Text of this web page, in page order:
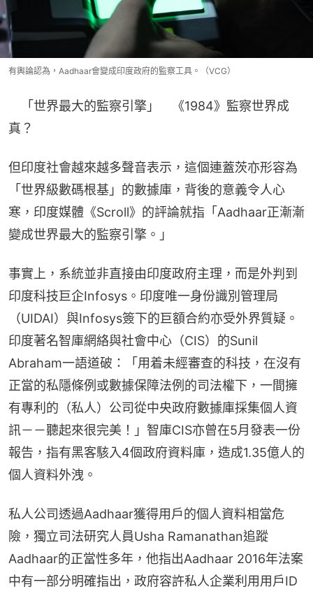
有輿論認為，Aadhaar會變成印度政府的監察工具。（VCG）
「世界最大的監察引擎」　《1984》監察世界成
真？
但印度社會越來越多聲音表示，這個連蓋茨亦形容為
「世界級數碼根基」的數據庫，背後的意義令人心
寒，印度媒體《Scroll》的評論就指「Aadhaar正漸漸
變成世界最大的監察引擎。」
事實上，系統並非直接由印度政府主理，而是外判到
印度科技巨企Infosys。印度唯一身份識別管理局
（UIDAI）與Infosys簽下的巨額合約亦受外界質疑。
印度著名智庫網絡與社會中心（CIS）的Sunil
Abraham一語道破：「用着未經審查的科技，在沒有
正當的私隱條例或數據保障法例的司法權下，一間擁
有專利的（私人）公司從中央政府數據庫採集個人資
訊－－聽起來很完美！」智庫CIS亦曾在5月發表一份
報告，指有黑客駭入4個政府資料庫，造成1.35億人的
個人資料外洩。
私人公司透過Aadhaar獲得用戶的個人資料相當危
險，獨立司法研究人員Usha Ramanathan追蹤
Aadhaar的正當性多年，他指出Aadhaar 2016年法案
中有一部分明確指出，政府容許私人企業利用用戶ID